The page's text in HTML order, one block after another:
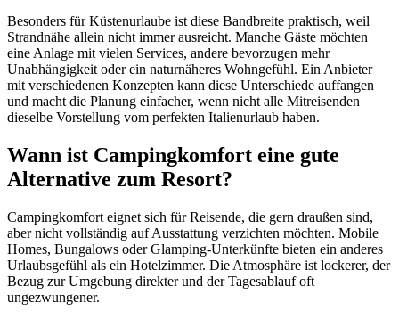
Besonders für Küstenurlaube ist diese Bandbreite praktisch, weil
Strandnähe allein nicht immer ausreicht. Manche Gäste möchten
eine Anlage mit vielen Services, andere bevorzugen mehr
Unabhängigkeit oder ein naturnäheres Wohngefühl. Ein Anbieter
mit verschiedenen Konzepten kann diese Unterschiede auffangen
und macht die Planung einfacher, wenn nicht alle Mitreisenden
dieselbe Vorstellung vom perfekten Italienurlaub haben.
Wann ist Campingkomfort eine gute
Alternative zum Resort?
Campingkomfort eignet sich für Reisende, die gern draußen sind,
aber nicht vollständig auf Ausstattung verzichten möchten. Mobile
Homes, Bungalows oder Glamping-Unterkünfte bieten ein anderes
Urlaubsgefühl als ein Hotelzimmer. Die Atmosphäre ist lockerer, der
Bezug zur Umgebung direkter und der Tagesablauf oft
ungezwungener.